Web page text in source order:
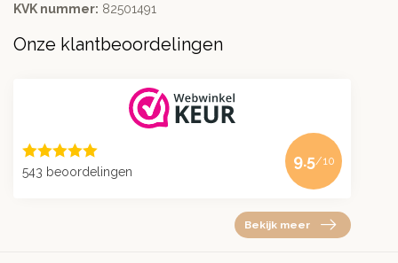
KVK nummer: 82501491
Onze klantbeoordelingen
543 beoordelingen
9.5/10
Bekijk meer